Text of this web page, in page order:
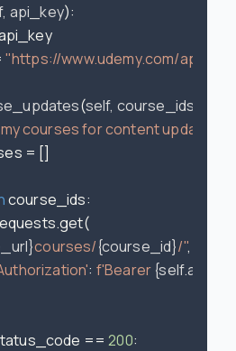
api_key):
api_key
"https://www.udemy.com/api-
(self, course_ids
courses for content
= []
course_ids:
requests.get(
courses/{course_id}/",
: f'Bearer
== 200: